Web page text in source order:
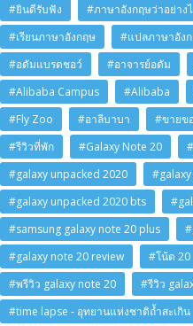
#ยินดีรับฟัง
#ภาษาอังกฤษว่าอย่างไ
#เรียนภาษาอังกฤษ
#แปลภาษาอัง
#อดัมแบรดชอว์
#อาจารย์อดัม
#Alibaba Campus
#Alibaba
#Fly Zoo
#อาลีบาบา #ขายข
#รีวิวที่พัก
#Galaxy Note 20
#galaxy unpacked 2020
#galaxy unpacked 2020 bts
#samsung galaxy note 20 plus
#galaxy note 20 review
#โน้ต 20
#พรีวิว galaxy note 20
#รีวิว
#time lapse - อุทยานแห่งชาติถ้ำสะเกิน